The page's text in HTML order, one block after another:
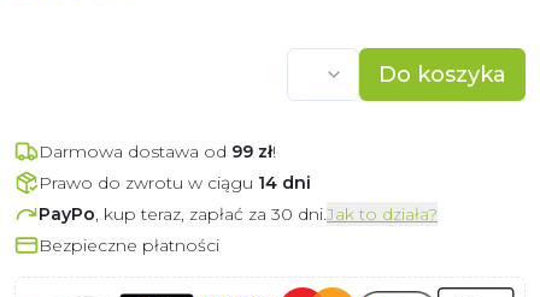
Do koszyka
Darmowa dostawa od 99 zł!
Prawo do zwrotu w ciągu 14 dni
PayPo, kup teraz, zapłać za 30 dni.Jak to działa?
Bezpieczne płatności